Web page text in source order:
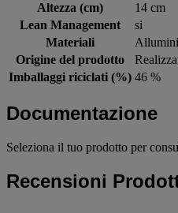
Altezza (cm)
14 cm
Lean Management
si
Materiali
Origine del prodotto
Imballaggi riciclati (%) 46 %
Documentazione
Seleziona il tuo prodotto per
Recensioni